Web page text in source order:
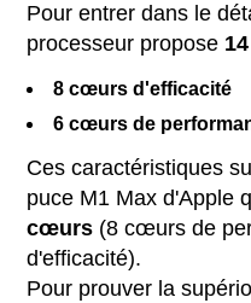
Pour entrer dans le
processeur propose
8 cœurs d'efficacité
6 cœurs de
Ces caractéristiques
puce M1 Max d'Apple
cœurs (8 cœurs de
d'efficacité).
Pour prouver la